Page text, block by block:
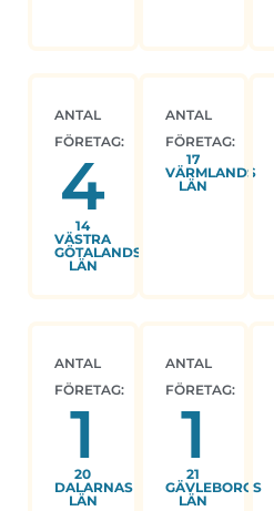
ANTAL
FÖRETAG:
4
14
VÄSTRA
GÖTALANDS
LÄN
ANTAL
FÖRETAG:
17
VÄRMLANDS
LÄN
ANTAL
FÖRETAG:
1
20
DALARNAS
LÄN
ANTAL
FÖRETAG:
1
21
GÄVLEBORGS
LÄN